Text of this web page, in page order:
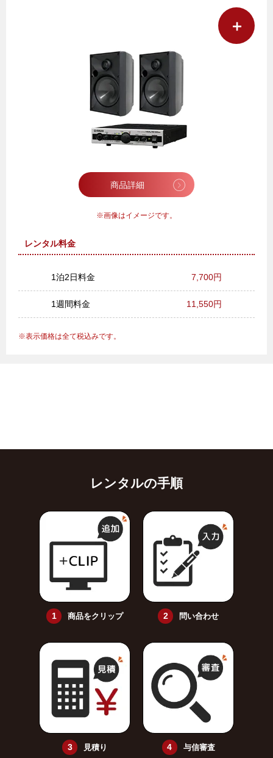
＋
商品詳細
画像はイメージです。
レンタル料金
1泊2日料金 7,700円
1週間料金 11,550円
表示価格は全て税込みです。
レンタルの手順
商品をクリップ 問い合わせ
見積り 与信審査